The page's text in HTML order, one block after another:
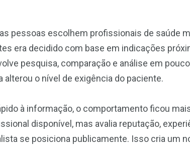
pessoas escolhem profissionais de saúde
era decidido com base em indicações
pesquisa, comparação e análise em
alterou o nível de exigência do paciente.
à informação, o comportamento ficou
disponível, mas avalia reputação,
se posiciona publicamente. Isso cria um